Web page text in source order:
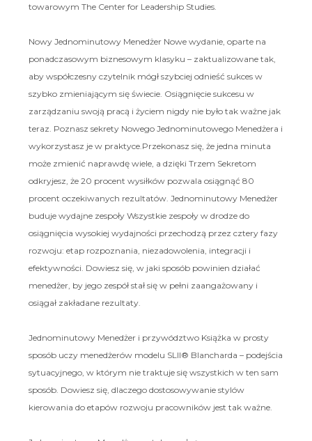
towarowym The Center for Leadership Studies.
Nowy Jednominutowy Menedżer Nowe wydanie, oparte na
ponadczasowym biznesowym klasyku – zaktualizowane tak,
aby współczesny czytelnik mógł szybciej odnieść sukces w
szybko zmieniającym się świecie. Osiągnięcie sukcesu w
zarządzaniu swoją pracą i życiem nigdy nie było tak ważne jak
teraz. Poznasz sekrety Nowego Jednominutowego Menedżera i
wykorzystasz je w praktyce.Przekonasz się, że jedna minuta
może zmienić naprawdę wiele, a dzięki Trzem Sekretom
odkryjesz, że 20 procent wysiłków pozwala osiągnąć 80
procent oczekiwanych rezultatów. Jednominutowy Menedżer
buduje wydajne zespoły Wszystkie zespoły w drodze do
osiągnięcia wysokiej wydajności przechodzą przez cztery fazy
rozwoju: etap rozpoznania, niezadowolenia, integracji i
efektywności. Dowiesz się, w jaki sposób powinien działać
menedżer, by jego zespół stał się w pełni zaangażowany i
osiągał zakładane rezultaty.
Jednominutowy Menedżer i przywództwo Książka w prosty
sposób uczy menedżerów modelu SLII® Blancharda – podejścia
sytuacyjnego, w którym nie traktuje się wszystkich w ten sam
sposób. Dowiesz się, dlaczego dostosowywanie stylów
kierowania do etapów rozwoju pracowników jest tak ważne.